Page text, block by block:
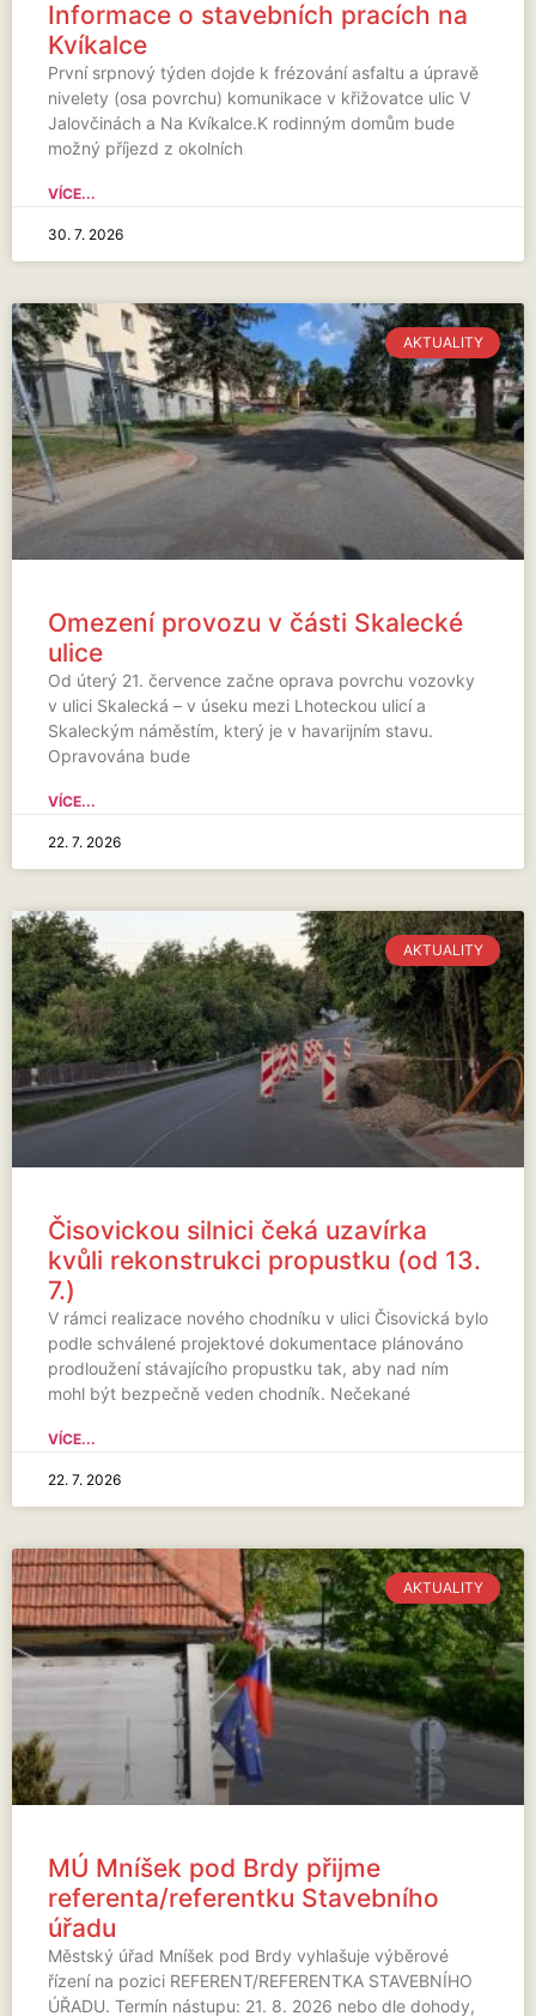
Informace o stavebních pracích na
Kvíkalce
První srpnový týden dojde k frézování asfaltu a úpravě
nivelety (osa povrchu) komunikace v křižovatce ulic V
Jalovčinách a Na Kvíkalce.K rodinným domům bude
možný příjezd z okolních
VÍCE...
30. 7. 2026
AKTUALITY
Omezení provozu v části Skalecké
ulice
Od úterý 21. července začne oprava povrchu vozovky
v ulici Skalecká – v úseku mezi Lhoteckou ulicí a
Skaleckým náměstím, který je v havarijním stavu.
Opravována bude
VÍCE...
22. 7. 2026
AKTUALITY
Čisovickou silnici čeká uzavírka
kvůli rekonstrukci propustku (od 13.
7.)
V rámci realizace nového chodníku v ulici Čisovická bylo
podle schválené projektové dokumentace plánováno
prodloužení stávajícího propustku tak, aby nad ním
mohl být bezpečně veden chodník. Nečekané
VÍCE...
22. 7. 2026
AKTUALITY
MÚ Mníšek pod Brdy přijme
referenta/referentku Stavebního
úřadu
Městský úřad Mníšek pod Brdy vyhlašuje výběrové
řízení na pozici REFERENT/REFERENTKA STAVEBNÍHO
ÚŘADU. Termín nástupu: 21. 8. 2026 nebo dle dohody,